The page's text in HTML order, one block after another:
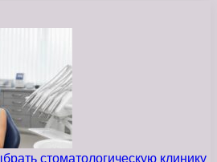
стоматологическую клинику